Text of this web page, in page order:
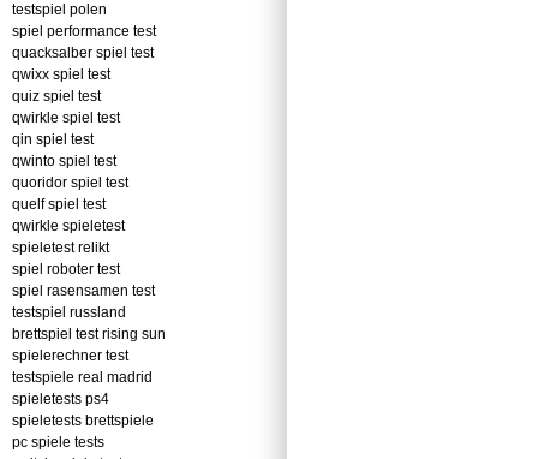
testspiel polen
spiel performance test
quacksalber spiel test
qwixx spiel test
quiz spiel test
qwirkle spiel test
qin spiel test
qwinto spiel test
quoridor spiel test
quelf spiel test
qwirkle spieletest
spieletest relikt
spiel roboter test
spiel rasensamen test
testspiel russland
brettspiel test rising sun
spielerechner test
testspiele real madrid
spieletests ps4
spieletests brettspiele
pc spiele tests